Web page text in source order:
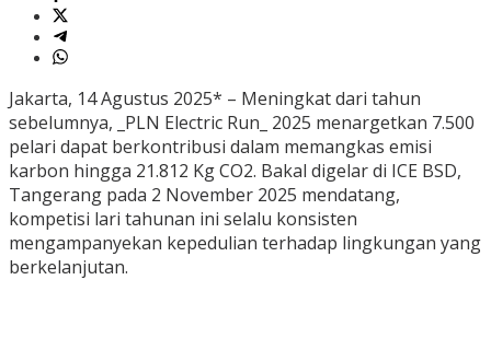
Jakarta, 14 Agustus 2025* – Meningkat dari tahun
sebelumnya, _PLN Electric Run_ 2025 menargetkan 7.500
pelari dapat berkontribusi dalam memangkas emisi
karbon hingga 21.812 Kg CO2. Bakal digelar di ICE BSD,
Tangerang pada 2 November 2025 mendatang,
kompetisi lari tahunan ini selalu konsisten
mengampanyekan kepedulian terhadap lingkungan yang
berkelanjutan.